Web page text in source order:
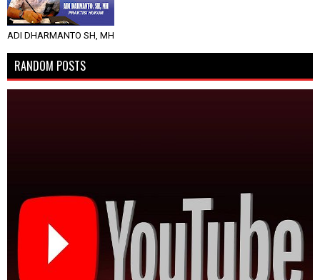
ADI DHARMANTO SH, MH
RANDOM POSTS